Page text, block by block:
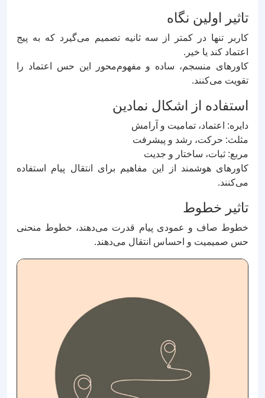
تاثیر اولین نگاه
کاربر تنها در کمتر از سه ثانیه تصمیم می‌گیرد که به پیج
اعتماد کند یا خیر.
کاورهای منسجم، ساده و مفهوم‌محور این حس اعتماد را
تقویت می‌کنند.
استفاده از اشکال نمادین
دایره: اعتماد، تمامیت و آرامش
مثلث: حرکت، رشد و پیشرفت
مربع: ثبات، ساختار و جدیت
کاورهای هوشمند از این مفاهیم برای انتقال پیام استفاده
می‌کنند.
تاثیر خطوط
خطوط صاف و عمودی پیام قدرت می‌دهند، خطوط منحنی
حس صمیمیت و احساس انتقال می‌دهند.